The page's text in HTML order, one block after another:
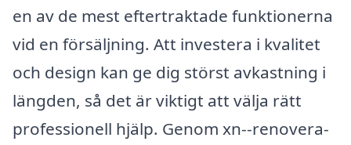
en av de mest eftertraktade funktionerna
vid en försäljning. Att investera i kvalitet
och design kan ge dig störst avkastning i
längden, så det är viktigt att välja rätt
professionell hjälp. Genom xn--renovera-